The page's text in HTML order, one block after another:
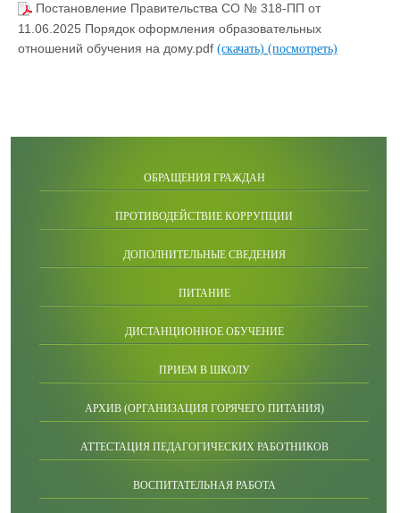
Постановление Правительства СО № 318-ПП от
11.06.2025 Порядок оформления образовательных
отношений обучения на дому.pdf (скачать) (посмотреть)
ОБРАЩЕНИЯ ГРАЖДАН
ПРОТИВОДЕЙСТВИЕ КОРРУПЦИИ
ДОПОЛНИТЕЛЬНЫЕ СВЕДЕНИЯ
ПИТАНИЕ
ДИСТАНЦИОННОЕ ОБУЧЕНИЕ
ПРИЕМ В ШКОЛУ
АРХИВ (ОРГАНИЗАЦИЯ ГОРЯЧЕГО ПИТАНИЯ)
АТТЕСТАЦИЯ ПЕДАГОГИЧЕСКИХ РАБОТНИКОВ
ВОСПИТАТЕЛЬНАЯ РАБОТА